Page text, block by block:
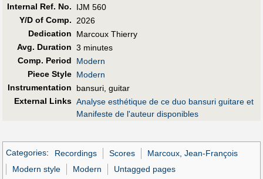
Internal Ref. No.
IJM 560
Y/D of Comp.
2026
Dedication
Marcoux Thierry
Avg. Duration 3 minutes
Comp. Period
Modern
Piece Style Modern
Instrumentation
bansuri, guitar
External Links Analyse esthétique de ce duo bansuri guitare et
Manifeste de l'auteur disponibles
Categories: Recordings Scores
Marcoux, Jean-François
Modern style
Modern Untagged pages